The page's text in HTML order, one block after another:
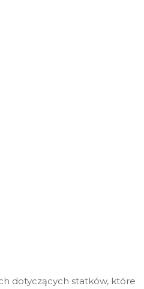
dotyczących statków, które